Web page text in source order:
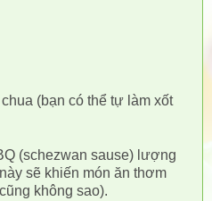
(bạn có thể tự làm xốt
(schezwan sause) lượng
sẽ khiến món ăn thơm
không sao).